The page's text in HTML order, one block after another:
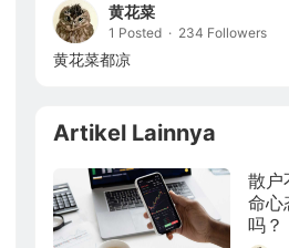
黄花菜
1 Posted · 234 Followers
黄花菜都凉
Artikel Lainnya
散户
命心
吗？